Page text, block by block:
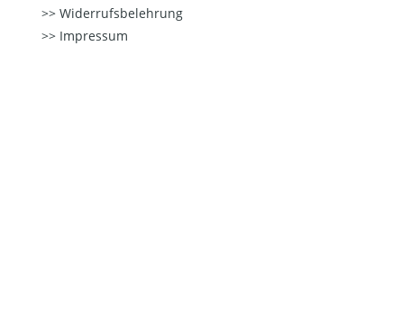
Widerrufsbelehrung
Impressum